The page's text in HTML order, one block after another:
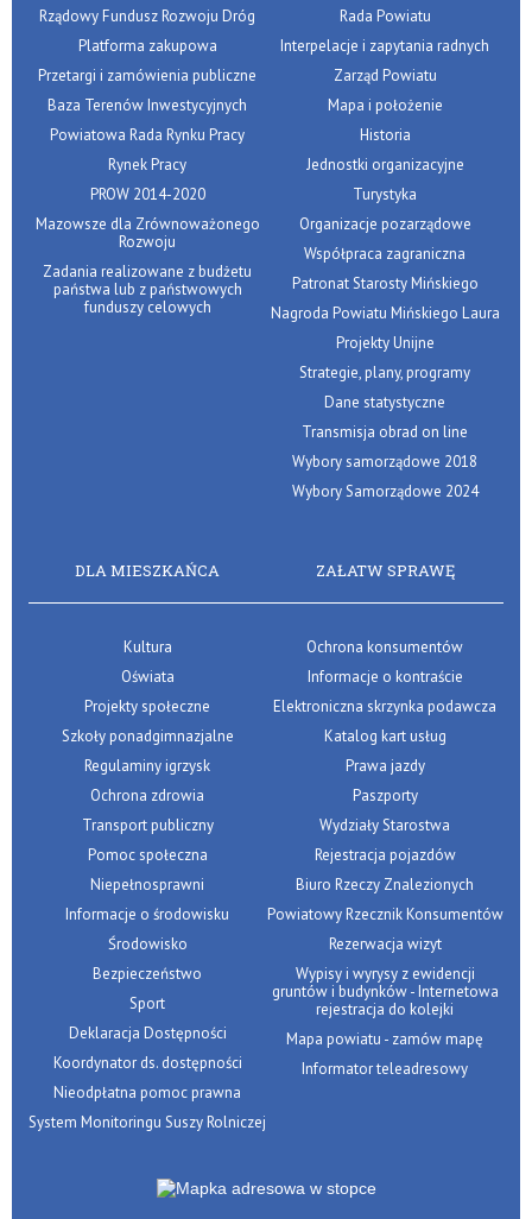
Rządowy Fundusz Rozwoju Dróg
Platforma zakupowa
Przetargi i zamówienia publiczne
Baza Terenów Inwestycyjnych
Powiatowa Rada Rynku Pracy
Rynek Pracy
PROW 2014-2020
Mazowsze dla Zrównoważonego
Rozwoju
Zadania realizowane z budżetu
państwa lub z państwowych
funduszy celowych
Rada Powiatu
Interpelacje i zapytania radnych
Zarząd Powiatu
Mapa i położenie
Historia
Jednostki organizacyjne
Turystyka
Organizacje pozarządowe
Współpraca zagraniczna
Patronat Starosty Mińskiego
Nagroda Powiatu Mińskiego Laura
Projekty Unijne
Strategie, plany, programy
Dane statystyczne
Transmisja obrad on line
Wybory samorządowe 2018
Wybory Samorządowe 2024
DLA MIESZKAŃCA
Kultura
Oświata
Projekty społeczne
Szkoły ponadgimnazjalne
Regulaminy igrzysk
Ochrona zdrowia
Transport publiczny
Pomoc społeczna
Niepełnosprawni
Informacje o środowisku
Środowisko
Bezpieczeństwo
Sport
Deklaracja Dostępności
Koordynator ds. dostępności
Nieodpłatna pomoc prawna
System Monitoringu Suszy Rolniczej
ZAŁATW SPRAWĘ
Ochrona konsumentów
Informacje o kontraście
Elektroniczna skrzynka podawcza
Katalog kart usług
Prawa jazdy
Paszporty
Wydziały Starostwa
Rejestracja pojazdów
Biuro Rzeczy Znalezionych
Powiatowy Rzecznik Konsumentów
Rezerwacja wizyt
Wypisy i wyrysy z ewidencji
gruntów i budynków - Internetowa
rejestracja do kolejki
Mapa powiatu - zamów mapę
Informator teleadresowy